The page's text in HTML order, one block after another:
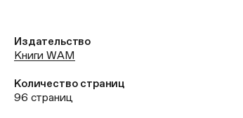
Издательство
Книги WAM
Количество страниц
96 страниц